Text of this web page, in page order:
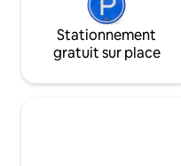
Stationnement
gratuit sur place